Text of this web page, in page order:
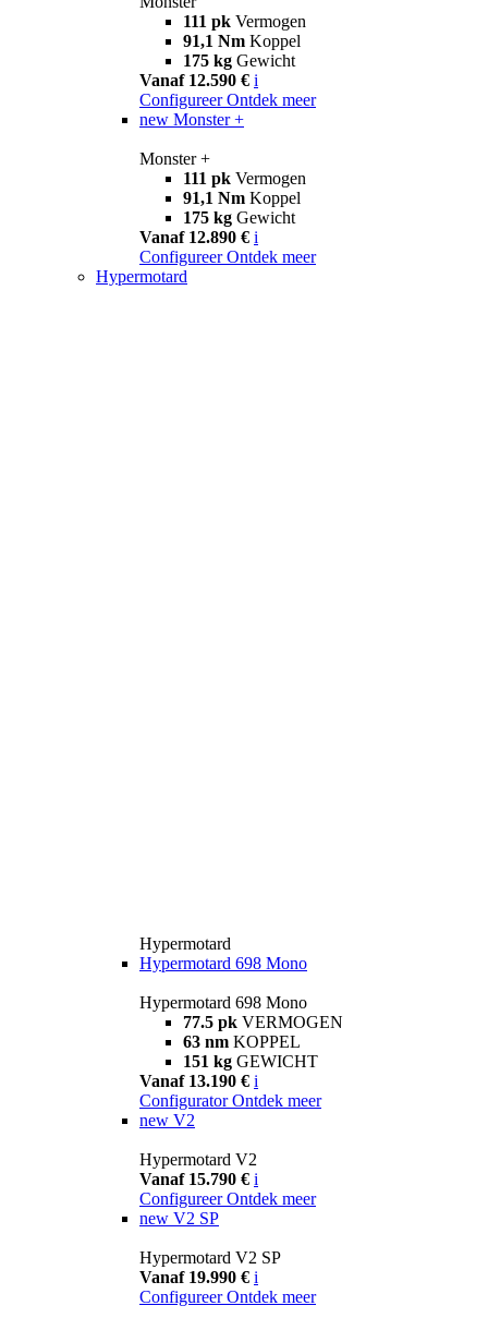
111 pk Vermogen
91,1 Nm Koppel
175 kg Gewicht
Vanaf 12.590 € i
Configureer Ontdek meer
new Monster +
Monster +
111 pk Vermogen
91,1 Nm Koppel
175 kg Gewicht
Vanaf 12.890 € i
Configureer Ontdek meer
Hypermotard
Hypermotard
Hypermotard 698 Mono
Hypermotard 698 Mono
77.5 pk VERMOGEN
63 nm KOPPEL
151 kg GEWICHT
Vanaf 13.190 € i
Configurator Ontdek meer
new V2
Hypermotard V2
Vanaf 15.790 € i
Configureer Ontdek meer
new V2 SP
Hypermotard V2 SP
Vanaf 19.990 € i
Configureer Ontdek meer